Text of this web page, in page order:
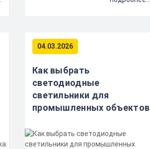
04.03.2026
Как выбрать
светодиодные
светильники для
промышленных объектов